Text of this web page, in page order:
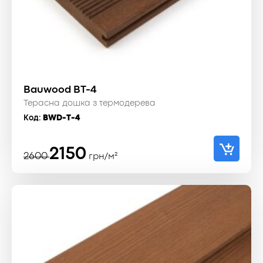
Bauwood BT-4
Терасна дошка з термодерева
Код: BWD-T-4
2600
Оригінальна
2600 ₴.
2150
Поточна
2150 ₴.
грн/м²